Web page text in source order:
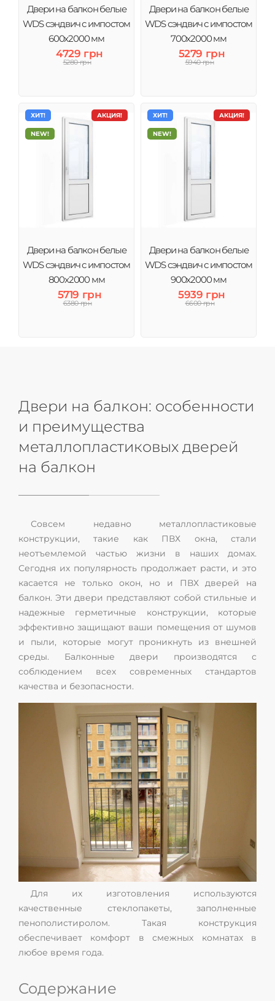
Двери на балкон белые
WDS сэндвич с импостом
600x2000 мм
4729 грн
5280 грн
Двери на балкон белые
WDS сэндвич с импостом
700x2000 мм
5279 грн
5940 грн
АКЦИЯ!
ХИТ!
NEW!
Двери на балкон белые
WDS сэндвич с импостом
800x2000 мм
5719 грн
6380 грн
АКЦИЯ!
ХИТ!
NEW!
Двери на балкон белые
WDS сэндвич с импостом
900x2000 мм
5939 грн
6600 грн
Двери на балкон: особенности
и преимущества
металлопластиковых дверей
на балкон
Совсем недавно металлопластиковые
конструкции, такие как ПВХ окна, стали
неотъемлемой частью жизни в наших домах.
Сегодня их популярность продолжает расти, и это
касается не только окон, но и ПВХ дверей на
балкон. Эти двери представляют собой стильные и
надежные герметичные конструкции, которые
эффективно защищают ваши помещения от шумов
и пыли, которые могут проникнуть из внешней
среды. Балконные двери производятся с
соблюдением всех современных стандартов
качества и безопасности.
Для их изготовления используются
качественные стеклопакеты, заполненные
пенополистиролом. Такая конструкция
обеспечивает комфорт в смежных комнатах в
любое время года.
Содержание